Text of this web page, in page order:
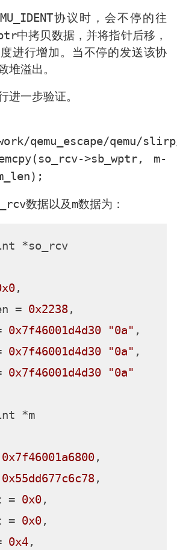
协议时，会不停的往
中拷贝数据，并将指针后移，
进行增加。当不停的发送该协
堆溢出。
进一步验证。
qemu_escape/qemu/
>sb_wptr, m-
数据以及 m数据为：
*so_rcv
,
=
0x2238,
0x7f46001d4d30 "0a" ,
0x7f46001d4d30 "0a" ,
0x7f46001d4d30
"0a"
*m
0x7f46001a6800,
0x55dd677c6c78,
=
0x0,
=
0x0,
0x4,